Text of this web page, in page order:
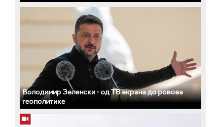
Володимир Зеленски - од ТВ екрана до ровова
геополитике